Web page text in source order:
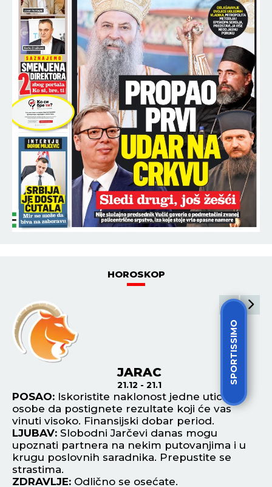
SPORTISSIMO
HOROSKOP
JARAC
21.12 - 21.1
POSAO: Iskoristite naklonost jedne uticajne
osobe da postignete rezultate koji će vas
vinuti visoko. Finansijski dobar period.
LJUBAV: Slobodni Jarčevi danas mogu
upoznati partnera na nekim putovanjima i u
krugu poslovnih saradnika. Prepustite se
strastima.
ZDRAVLJE: Odlično se osećate.